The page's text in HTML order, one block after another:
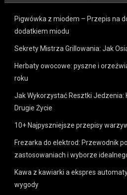
Pigwówka z miodem – Przepis na
dodatkiem miodu
Sekrety Mistrza Grillowania: Jak
Herbaty owocowe: pyszne i
roku
Jak Wykorzystać Resztki Jedzenia:
Drugie Życie
10+ Najpyszniejsze przepisy
Frezarka do elektrod: Przewodnik
zastosowaniach i wyborze
Kawa z kawiarki a ekspres
wygody